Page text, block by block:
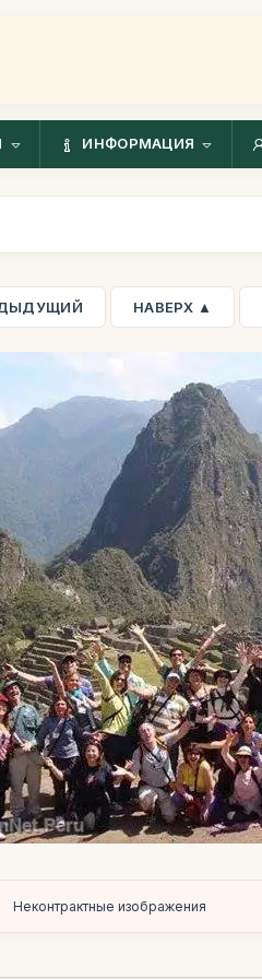
ИНФОРМАЦИЯ
НАВЕРХ ▲
Неконтрактные изображения